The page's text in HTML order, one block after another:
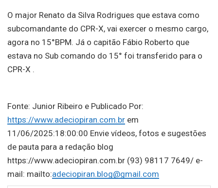
O major Renato da Silva Rodrigues que estava como
subcomandante do CPR-X, vai exercer o mesmo cargo,
agora no 15°BPM. Já o capitão Fábio Roberto que
estava no Sub comando do 15° foi transferido para o
CPR-X .
Fonte: Junior Ribeiro e Publicado Por:
https://www.adeciopiran.com.br em
11/06/2025:18:00:00 Envie vídeos, fotos e sugestões
de pauta para a redação blog
https://www.adeciopiran.com.br (93) 98117 7649/ e-
mail: mailto:adeciopiran.blog@gmail.com